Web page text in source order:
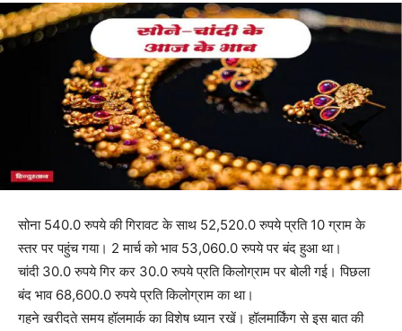
सोना 540.0 रुपये की गिरावट के साथ 52,520.0 रुपये प्रति 10 ग्राम के
स्तर पर पहुंच गया। 2 मार्च को भाव 53,060.0 रुपये पर बंद हुआ था।
चांदी 30.0 रुपये गिर कर 30.0 रुपये प्रति किलोग्राम पर बोली गई। पिछला
बंद भाव 68,600.0 रुपये प्रति किलोग्राम का था।
गहने खरीदते समय हॉलमार्क का विशेष ध्यान रखें। हॉलमार्किंग से इस बात की